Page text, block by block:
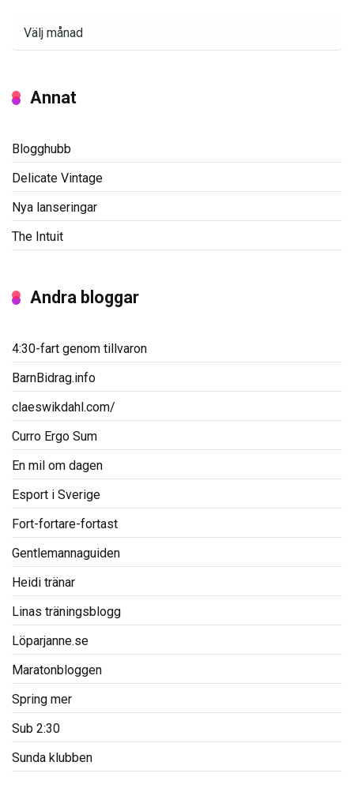
Annat
Blogghubb
Delicate Vintage
Nya lanseringar
The Intuit
Andra bloggar
4:30-fart genom tillvaron
BarnBidrag.info
claeswikdahl.com/
Curro Ergo Sum
En mil om dagen
Esport i Sverige
Fort-fortare-fortast
Gentlemannaguiden
Heidi tränar
Linas träningsblogg
Löparjanne.se
Maratonbloggen
Spring mer
Sub 2:30
Sunda klubben